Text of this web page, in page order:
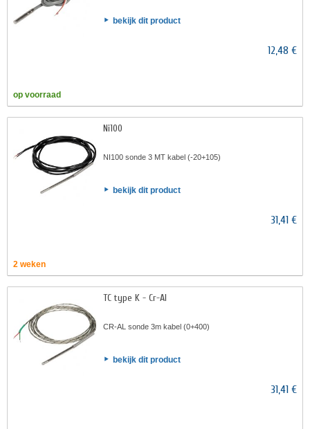
bekijk dit product
12,48 €
op voorraad
Ni100
NI100 sonde 3 MT kabel (-20+105)
bekijk dit product
31,41 €
2 weken
TC type K - Cr-AI
CR-AL sonde 3m kabel (0+400)
bekijk dit product
31,41 €